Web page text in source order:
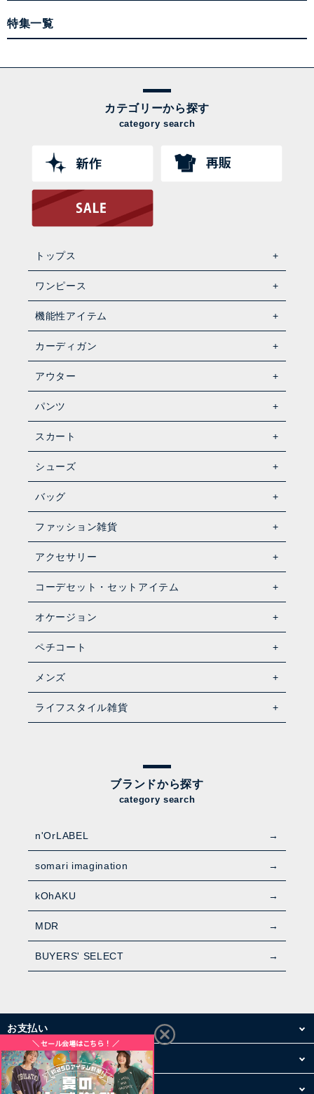
特集一覧
カテゴリーから探す
category search
トップス
ワンピース
機能性アイテム
カーディガン
アウター
パンツ
スカート
シューズ
バッグ
ファッション雑貨
アクセサリー
コーデセット・セットアイテム
オケージョン
ペチコート
メンズ
ライフスタイル雑貨
ブランドから探す
category search
n'OrLABEL
somari imagination
kOhAKU
MDR
BUYERS' SELECT
お支払い
配送・送料
お買い物について